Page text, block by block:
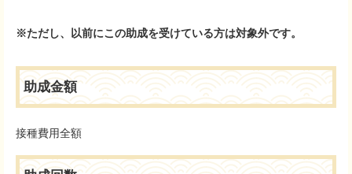
※ただし、以前にこの助成を受けている方は対象外です。
助成金額
接種費用全額